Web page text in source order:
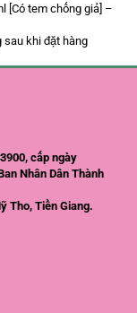
[Có tem chống giả] –
sau khi đặt hàng
cấp ngày
Nhân Dân Thành
Tho, Tiền Giang.